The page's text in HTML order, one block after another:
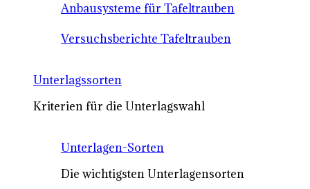
Anbausysteme für Tafeltrauben
Versuchsberichte Tafeltrauben
Unterlagssorten
Kriterien für die Unterlagswahl
Unterlagen-Sorten
Die wichtigsten Unterlagensorten